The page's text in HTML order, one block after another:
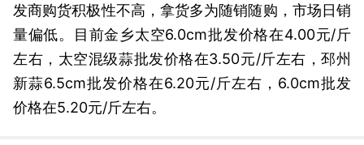
发商购货积极性不高，拿货多为随销随购，市场日销
量偏低。目前金乡太空6.0cm批发价格在4.00元/斤
左右，太空混级蒜批发价格在3.50元/斤左右，邳州
新蒜6.5cm批发价格在6.20元/斤左右，6.0cm批发
价格在5.20元/斤左右。